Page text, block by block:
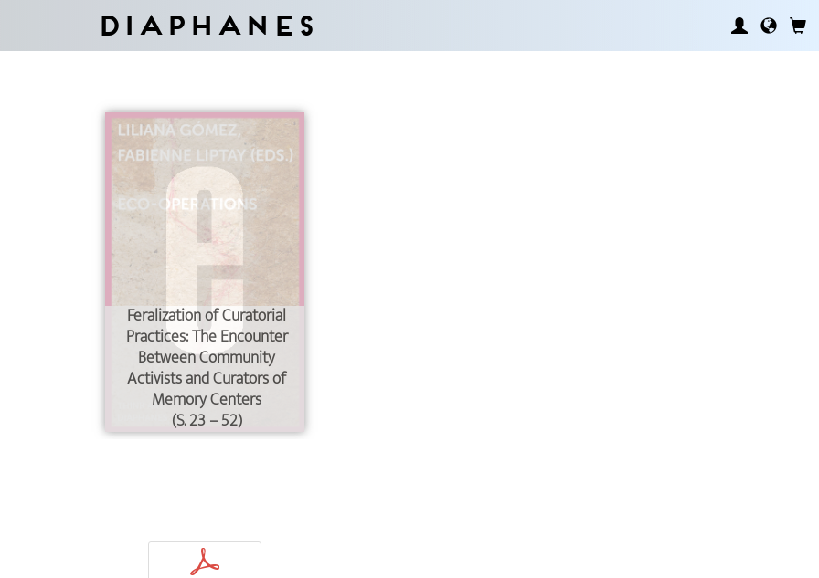
Diaphanes
Feralization of Curatorial
Practices: The Encounter
Between Community
Activists and Curators of
Memory Centers
(S. 23 – 52)
p